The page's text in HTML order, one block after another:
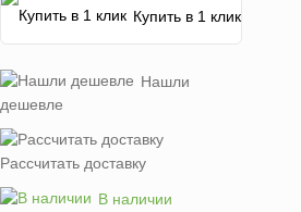
Купить в 1 клик
Нашли
дешевле
Рассчитать доставку
В наличии